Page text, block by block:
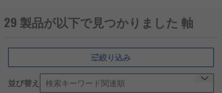
同じ特性として、一端は平らで他端は鋭利なヘッド
を持ちます。ハンドルは伝統的に木製ですが、 最新
木目に沿って木材を分割するには、丸太割斧が必要
です。 ガラス繊維や木製の丸太割斧があります。木
29 製品が以下で見つかりました 軸
絞り込み
並び替え 検索キーワード関連順